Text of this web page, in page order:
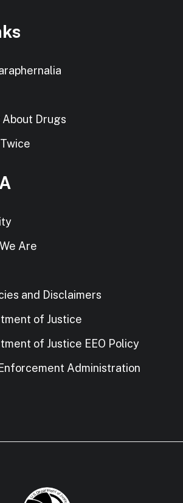
Drugs
Are
and Disclaimers
of Justice
of Justice EEO Policy
Administration